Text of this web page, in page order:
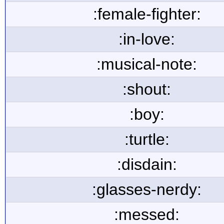
:female-fighter:
:in-love:
:musical-note:
:shout:
:boy:
:turtle:
:disdain:
:glasses-nerdy:
:messed: